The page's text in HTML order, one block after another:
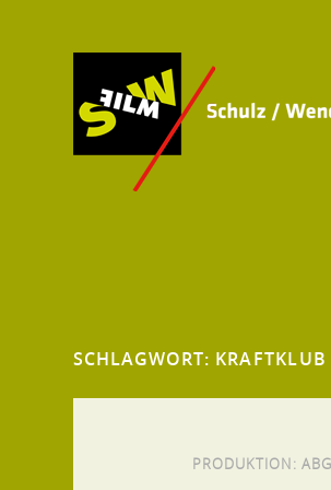
SCHLAGWORT: KRAFTKLUB
PRODUKTION: